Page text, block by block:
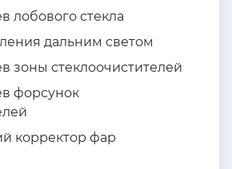
лобового стекла
дальним светом
зоны стеклоочистителей
форсунок
корректор фар